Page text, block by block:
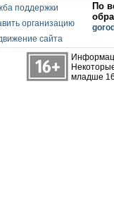
поддержки
организацию
сайта
По
младше